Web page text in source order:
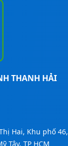
THANH HẢI
Hai, Khu phố 46,
Tây, TP HCM